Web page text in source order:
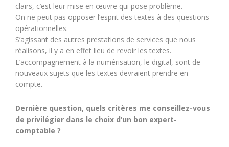
clairs, c’est leur mise en œuvre qui pose problème.
On ne peut pas opposer l’esprit des textes à des questions
opérationnelles.
S’agissant des autres prestations de services que nous
réalisons, il y a en effet lieu de revoir les textes.
L’accompagnement à la numérisation, le digital, sont de
nouveaux sujets que les textes devraient prendre en
compte.
Dernière question, quels critères me conseillez-vous
de privilégier dans le choix d’un bon expert-
comptable ?